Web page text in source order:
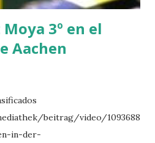
de honor
3º en el
Aachen
beitrag/video/1093688
in-der-